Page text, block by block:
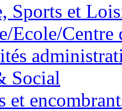
Sports et
Ecole/Centre
Social
et